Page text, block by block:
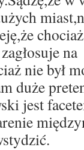
na
nie był
duże
jest